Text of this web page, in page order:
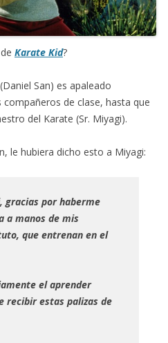
Karate Kid?
San) es apaleado
de clase, hasta que
del Karate (Sr. Miyagi).
le hubiera dicho esto a Miyagi:
gracias por haberme
a manos de mis
que entrenan en el
el aprender
recibir estas palizas de